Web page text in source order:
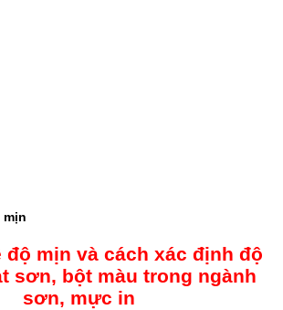
độ mịn và cách xác định độ
sơn, bột màu trong ngành
sơn, mực in